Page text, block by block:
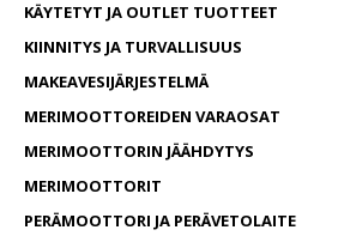
KÄYTETYT JA OUTLET TUOTTEET
KIINNITYS JA TURVALLISUUS
MAKEAVESIJÄRJESTELMÄ
MERIMOOTTOREIDEN VARAOSAT
MERIMOOTTORIN JÄÄHDYTYS
MERIMOOTTORIT
PERÄMOOTTORI JA PERÄVETOLAITE